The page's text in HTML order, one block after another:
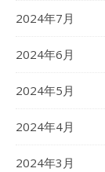
2024年7月
2024年6月
2024年5月
2024年4月
2024年3月